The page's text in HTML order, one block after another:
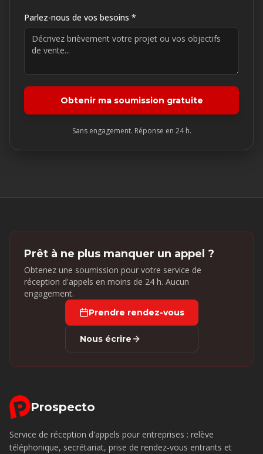
Parlez-nous de vos besoins *
Obtenir ma soumission gratuite
Sans engagement. Réponse en 24 h.
Prêt à ne plus manquer un appel ?
Obtenez une soumission pour votre service de
réception d'appels en moins de 24 h. Aucun
engagement.
Prendre rendez-vous
Nous écrire
Prospecto
Service de réception d'appels pour entreprises : relève
téléphonique, secrétariat, prise de rendez-vous entrants et